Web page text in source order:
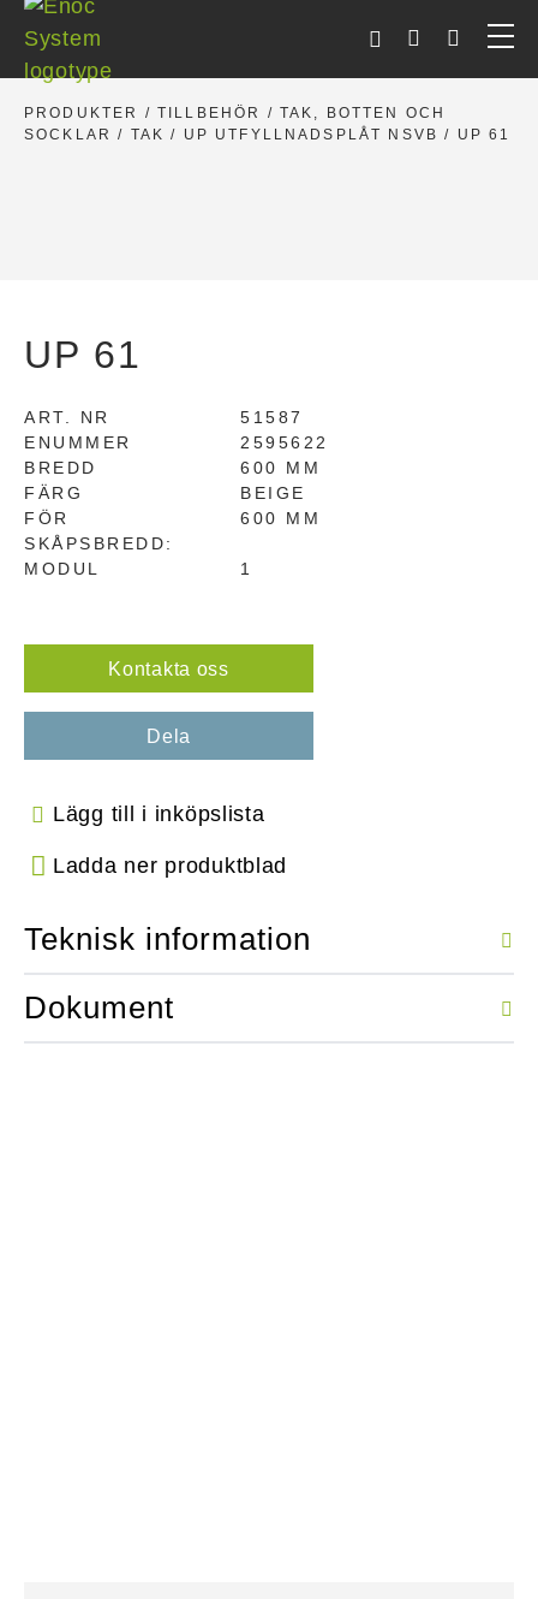
Skip
content
PRODUKTER / TILLBEHÖR / TAK, BOTTEN OCH
SOCKLAR / TAK / UP UTFYLLNADSPLÅT NSVB / UP 61
UP 61
ART. NR
51587
ENUMMER
2595622
BREDD
600 MM
FÄRG
BEIGE
FÖR
SKÅPSBREDD:
600 MM
MODUL 1
Kontakta oss
Dela
Lägg till i inköpslista
Ladda ner produktblad
Teknisk information
Dokument